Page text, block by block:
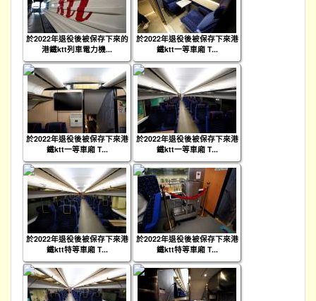
於2022年退役後被保存下來的
港鐵ktt列車電力機...
於2022年退役後被保存下來港
鐵ktt一等車廂 T...
於2022年退役後被保存下來港
鐵ktt一等車廂 T...
於2022年退役後被保存下來港
鐵ktt一等車廂 T...
於2022年退役後被保存下來港
鐵ktt特等車廂 T...
於2022年退役後被保存下來港
鐵ktt特等車廂 T...